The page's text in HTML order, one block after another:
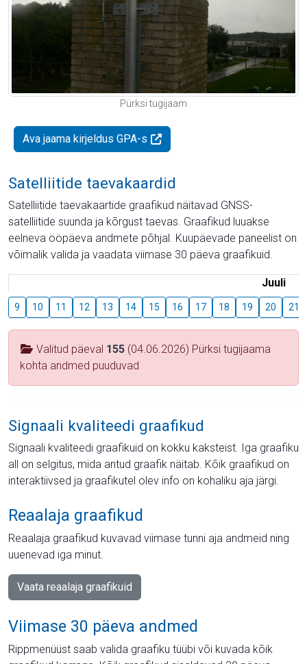
Pürksi tugijaam
Ava jaama kirjeldus GPA-s
Satelliitide taevakaardid
Satelliitide taevakaartide graafikud näitavad GNSS-
satelliitide suunda ja kõrgust taevas. Graafikud luuakse
eelneva ööpäeva andmete põhjal. Kuupäevade paneelist on
võimalik valida ja vaadata viimase 30 päeva graafikuid.
Juuli
9 10 11 12 13 14 15 16 17 18 19 20 21
Valitud päeval 155 (04.06.2026) Pürksi tugijaama
kohta andmed puuduvad
Signaali kvaliteedi graafikud
Signaali kvaliteedi graafikuid on kokku kaksteist. Iga graafiku
all on selgitus, mida antud graafik näitab. Kõik graafikud on
interaktiivsed ja graafikutel olev info on kohaliku aja järgi.
Reaalaja graafikud
Reaalaja graafikud kuvavad viimase tunni aja andmeid ning
uuenevad iga minut.
Vaata reaalaja graafikuid
Viimase 30 päeva andmed
Rippmenüüst saab valida graafiku tüübi või kuvada kõik